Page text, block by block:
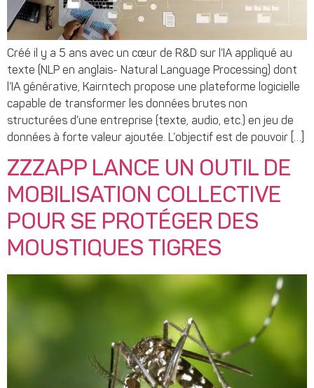
Créé il y a 5 ans avec un cœur de R&D sur l’IA appliqué au
texte (NLP en anglais- Natural Language Processing) dont
l’IA générative, Kairntech propose une plateforme logicielle
capable de transformer les données brutes non
structurées d’une entreprise (texte, audio, etc.) en jeu de
données à forte valeur ajoutée. L’objectif est de pouvoir […]
ZZZAPP LANCE UN OUTIL DE
MOBILISATION COLLECTIVE
POUR SE PROTÉGER DES
MOUSTIQUES TIGRES